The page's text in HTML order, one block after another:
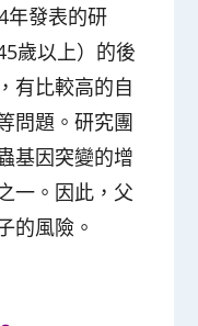
年發表的研
歲以上）的後
有比較高的自
問題。研究團
基因突變的增
一。因此，父
的風險。